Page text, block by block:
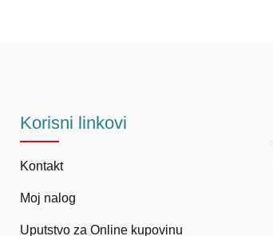
Korisni linkovi
Kontakt
Moj nalog
Uputstvo za Online kupovinu